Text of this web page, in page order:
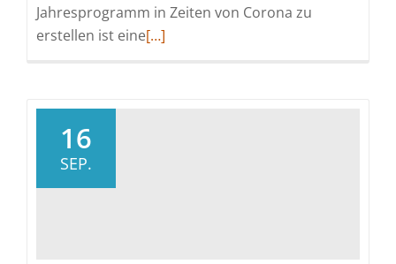
Jahresprogramm in Zeiten von Corona zu
erstellen ist eineRead
[…]
16
SEP.